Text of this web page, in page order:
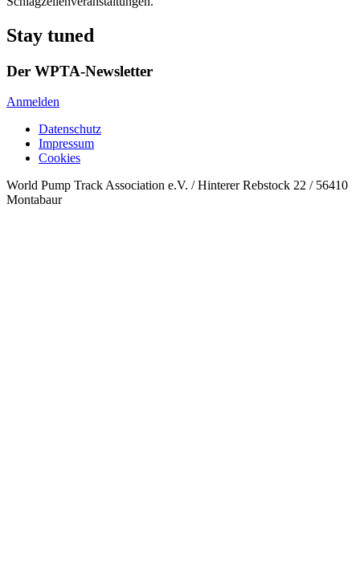
Stay tuned
Der WPTA-Newsletter
Anmelden
Datenschutz
Impressum
Cookies
World Pump Track Association e.V. / Hinterer Rebstock 22 / 56410
Montabaur